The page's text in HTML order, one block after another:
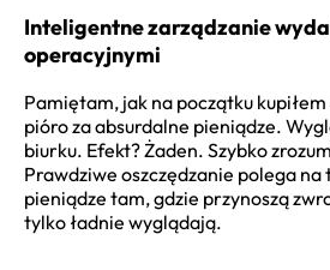
Inteligentne zarządzanie
operacyjnymi
Pamiętam, jak na początku
pióro za absurdalne pieniądze.
biurku. Efekt? Żaden. Szybko
Prawdziwe oszczędzanie polega
pieniądze tam, gdzie przynoszą
tylko ładnie wyglądają.